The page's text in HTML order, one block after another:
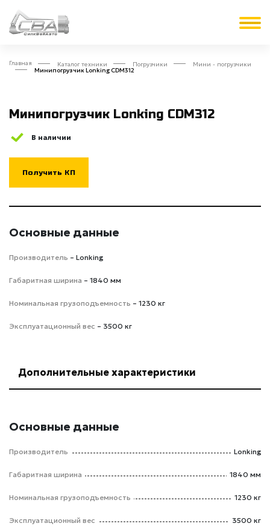
Главная Каталог техники Погрузчики Мини - погрузчики
Минипогрузчик Lonking CDM312
Минипогрузчик Lonking CDM312
В наличии
Получить КП
Основные данные
Производитель – Lonking
Габаритная ширина – 1840 мм
Номинальная грузоподъемность – 1230 кг
Эксплуатационный вес – 3500 кг
Дополнительные характеристики
Основные данные
Производитель Lonking
Габаритная ширина 1840 мм
Номинальная грузоподъемность 1230 кг
Эксплуатационный вес 3500 кг